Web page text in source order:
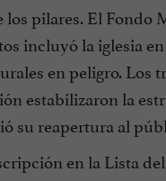
los pilares. El Fondo
incluyó la iglesia
en peligro. Los
estabilizaron la
su reapertura al
en la Lista